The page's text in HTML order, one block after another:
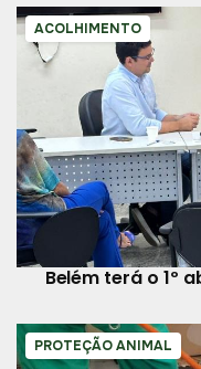
ACOLHIMENTO
Belém terá o 1º
PROTEÇÃO ANIMAL